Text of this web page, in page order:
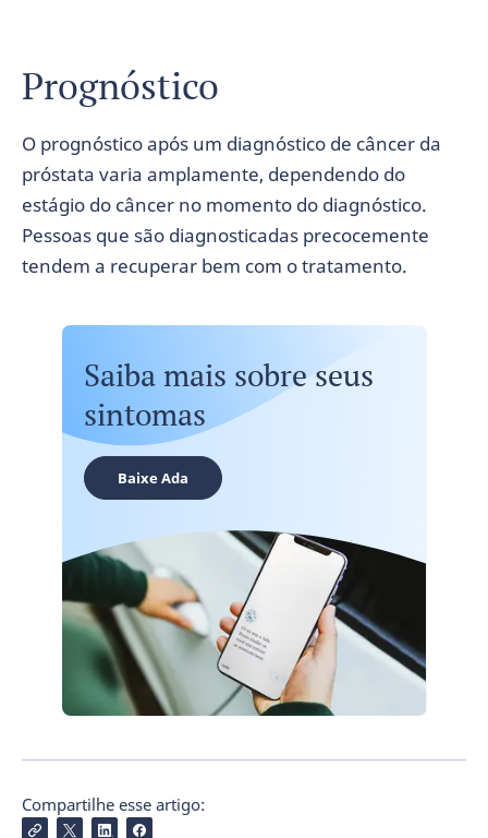
Prognóstico
O prognóstico após um diagnóstico de câncer da
próstata varia amplamente, dependendo do
estágio do câncer no momento do diagnóstico.
Pessoas que são diagnosticadas precocemente
tendem a recuperar bem com o tratamento.
Saiba mais sobre seus
sintomas
Baixe Ada
Compartilhe esse artigo: